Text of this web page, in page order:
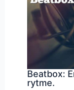
Beatbox:
rytme.